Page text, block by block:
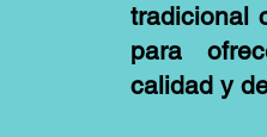
tradicional
para
calidad y